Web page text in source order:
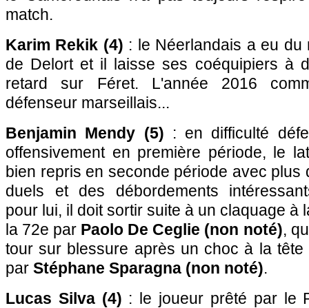
match.
Karim Rekik (4) : le Néerlandais a eu du
de Delort et il laisse ses coéquipiers à
retard sur Féret. L'année 2016
défenseur marseillais...
Benjamin Mendy (5) : en difficulté
offensivement en première période, le
bien repris en seconde période avec plus
duels et des débordements
pour lui, il doit sortir suite à un claquage à
la 72e par Paolo De Ceglie (non noté),
tour sur blessure après un choc à la
par Stéphane Sparagna (non noté).
Lucas Silva (4) : le joueur prêté par le